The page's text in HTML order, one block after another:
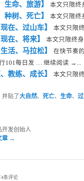
生命、旅游】 本文只限终
种树、死亡】 本文只限终
在、过山车】 本文只限
在、将来】 本文只限终
活、马拉松】
在快节奏
101每日发 … 继续阅读 →...
教练、成长】 本文只限
并贴了大自然、 死亡、 生命、
开发创始人
章 →
条评论